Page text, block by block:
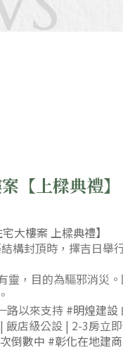
【上樑典禮】
大樓案 上樑典禮】
構封頂時，擇吉日舉
，目的為驅邪消災
路以來支持 #明煌建設
飯店級公設 | 2-3房立
倒數中 #彰化在地建商